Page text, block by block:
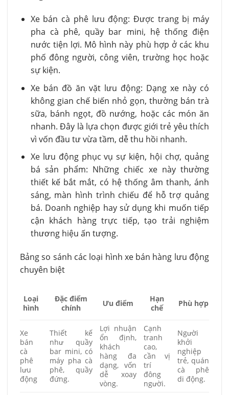
Xe bán cà phê lưu động: Được trang bị máy
pha cà phê, quầy bar mini, hệ thống điện
nước tiện lợi. Mô hình này phù hợp ở các khu
phố đông người, công viên, trường học hoặc
sự kiện.
Xe bán đồ ăn vặt lưu động: Dạng xe này có
không gian chế biến nhỏ gọn, thường bán trà
sữa, bánh ngọt, đồ nướng, hoặc các món ăn
nhanh. Đây là lựa chọn được giới trẻ yêu thích
vì vốn đầu tư vừa tầm, dễ thu hồi nhanh.
Xe lưu động phục vụ sự kiện, hội chợ, quảng
bá sản phẩm: Những chiếc xe này thường
thiết kế bắt mắt, có hệ thống âm thanh, ánh
sáng, màn hình trình chiếu để hỗ trợ quảng
bá. Doanh nghiệp hay sử dụng khi muốn tiếp
cận khách hàng trực tiếp, tạo trải nghiệm
thương hiệu ấn tượng.
Bảng so sánh các loại hình xe bán hàng lưu động
chuyên biệt
Loại
hình
Đặc điểm
chính
Ưu điểm
Hạn
chế
Phù hợp
Xe
bán
cà
phê
lưu
động
Thiết kế
như quầy
bar mini, có
máy pha cà
phê, quầy
đứng.
Lợi nhuận
ổn định,
khách
hàng đa
dạng, vốn
dễ xoay
vòng.
Cạnh
tranh
cao,
cần vị
trí
đông
người.
Người
khởi
nghiệp
trẻ, quán
cà phê
di động.